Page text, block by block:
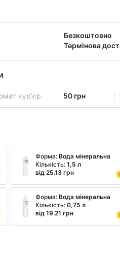
Безкоштовно
Термінова
курʼєр 50 грн
Форма:Вода мінеральна
Кількість:1,5 л
від 25.13 грн
Форма:Вода мінеральна
Кількість:0,75 л
від 19.21 грн